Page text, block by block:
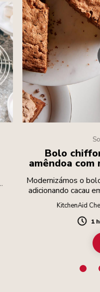
Bolo
amêndoa
Modernizámos o
adicionando cacau
finalizando-o com
pepitas de cacau
bolo delicado e
leveza de um bolo
KitchenAid
1